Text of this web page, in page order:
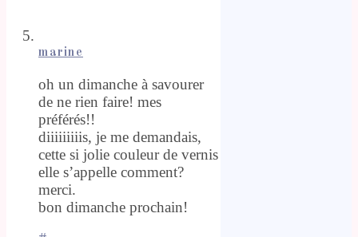
marine
oh un dimanche à savourer
de ne rien faire! mes
préférés!!
diiiiiiiiis, je me demandais,
cette si jolie couleur de vernis
elle s’appelle comment?
merci.
bon dimanche prochain!